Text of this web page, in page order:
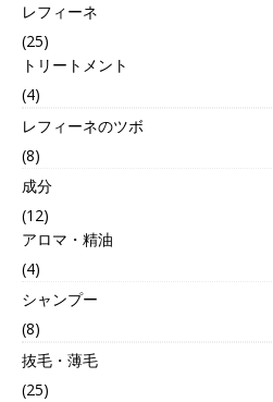
レフィーネ
(25)
トリートメント
(4)
レフィーネのツボ
(8)
成分
(12)
アロマ・精油
(4)
シャンプー
(8)
抜毛・薄毛
(25)